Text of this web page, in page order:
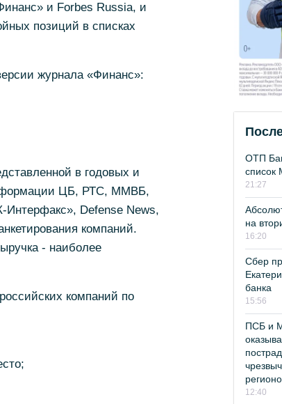
и Forbes Russia, и
позиций в списках
журнала «Финанс»:
в годовых и
ЦБ, РТС, ММВБ,
Defense News,
компаний.
- наиболее
компаний по
ОТП
21:27
на
16:20
Сбер
банка
15:56
ПСБ и
12:40